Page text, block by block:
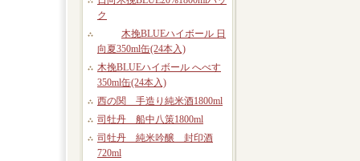
ク
木挽BLUEハイボール 日
向夏350ml缶(24本入)
木挽BLUEハイボール へべす
350ml缶(24本入)
西の関 手造り純米酒1800ml
司牡丹 船中八策1800ml
司牡丹 純米吟醸 封印酒
720ml